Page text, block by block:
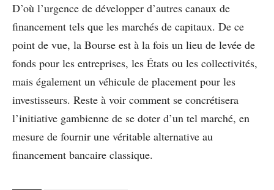
D’où l’urgence de développer d’autres canaux de
financement tels que les marchés de capitaux. De ce
point de vue, la Bourse est à la fois un lieu de levée de
fonds pour les entreprises, les États ou les collectivités,
mais également un véhicule de placement pour les
investisseurs. Reste à voir comment se concrétisera
l’initiative gambienne de se doter d’un tel marché, en
mesure de fournir une véritable alternative au
financement bancaire classique.